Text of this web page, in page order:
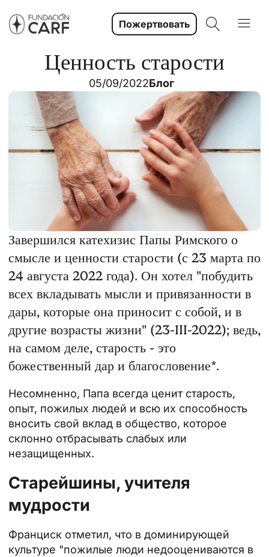
Пожертвовать
Ценность старости
05/09/2022Блог
Завершился катехизис Папы Римского о
смысле и ценности старости (с 23 марта по
24 августа 2022 года). Он хотел "побудить
всех вкладывать мысли и привязанности в
дары, которые она приносит с собой, и в
другие возрасты жизни" (23-III-2022); ведь,
на самом деле, старость - это
божественный дар и благословение*.
Несомненно, Папа всегда ценит старость,
опыт, пожилых людей и всю их способность
вносить свой вклад в общество, которое
склонно отбрасывать слабых или
незащищенных.
Старейшины, учителя
мудрости
Франциск отметил, что в доминирующей
культуре "пожилые люди недооцениваются в